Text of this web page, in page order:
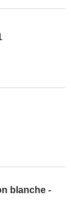
blanche -